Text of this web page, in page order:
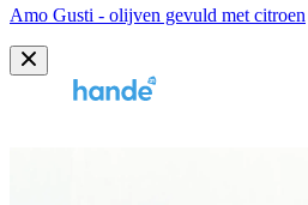
Amo Gusti - olijven gevuld met citroen